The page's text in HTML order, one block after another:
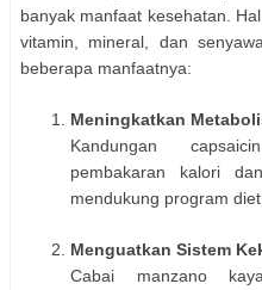
banyak manfaat kesehatan.
vitamin, mineral, dan
beberapa manfaatnya:
Meningkatkan
Kandungan
pembakaran kalori
mendukung program diet
Menguatkan Sistem
Cabai manzano